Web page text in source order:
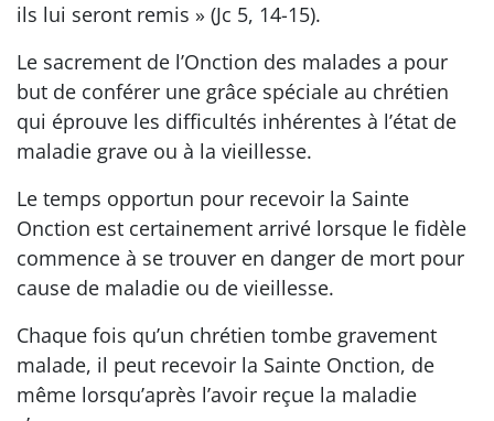
ils lui seront remis » (Jc 5, 14-15).
Le sacrement de l’Onction des malades a pour
but de conférer une grâce spéciale au chrétien
qui éprouve les difficultés inhérentes à l’état de
maladie grave ou à la vieillesse.
Le temps opportun pour recevoir la Sainte
Onction est certainement arrivé lorsque le fidèle
commence à se trouver en danger de mort pour
cause de maladie ou de vieillesse.
Chaque fois qu’un chrétien tombe gravement
malade, il peut recevoir la Sainte Onction, de
même lorsqu’après l’avoir reçue la maladie